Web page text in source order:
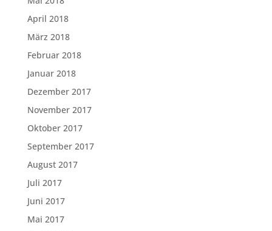
April 2018
März 2018
Februar 2018
Januar 2018
Dezember 2017
November 2017
Oktober 2017
September 2017
August 2017
Juli 2017
Juni 2017
Mai 2017